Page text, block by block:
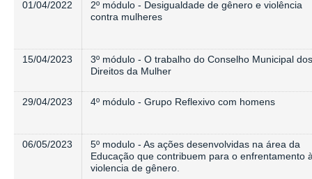
01/04/2022
2º módulo - Desigualdade de gênero e violência
contra mulheres
15/04/2023
3º módulo - O trabalho do Conselho Municipal
Direitos da Mulher
29/04/2023 4º módulo - Grupo Reflexivo com homens
06/05/2023
5º modulo - As ações desenvolvidas na área da
Educação que contribuem para o enfrentamento
violencia de gênero.